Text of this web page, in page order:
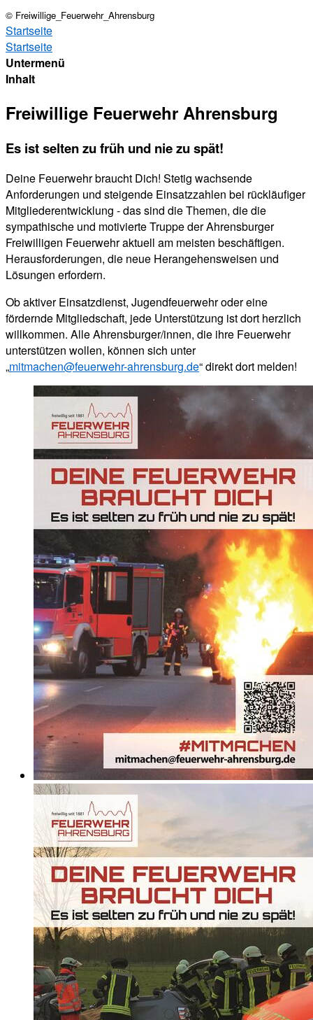
© Freiwillige_Feuerwehr_Ahrensburg
Startseite
Startseite
Untermenü
Inhalt
Freiwillige Feuerwehr Ahrensburg
Es ist selten zu früh und nie zu spät!
Deine Feuerwehr braucht Dich! Stetig wachsende
Anforderungen und steigende Einsatzzahlen bei rückläufiger
Mitglieder­entwicklung - das sind die Themen, die die
sympathische und motivierte Truppe der Ahrensburger
Freiwil­ligen Feuerwehr aktuell am meisten beschäftigen.
Herausforderungen, die neue Herangehensweisen und
Lösungen erfordern.
Ob aktiver Einsatzdienst, Jugendfeuerwehr oder eine
fördernde Mitgliedschaft, jede Unterstützung ist dort herzlich
willkommen. Alle Ahrensburger/innen, die ihre Feuerwehr
unter­stützen wollen, können sich unter
„mitmachen@feuerwehr-ahrensburg.de“ direkt dort melden!